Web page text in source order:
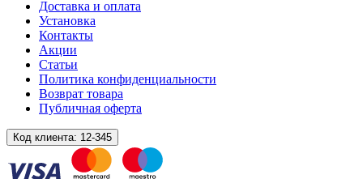
Доставка и оплата
Установка
Контакты
Акции
Статьи
Политика конфиденциальности
Возврат товара
Публичная оферта
Код клиента: 12-345